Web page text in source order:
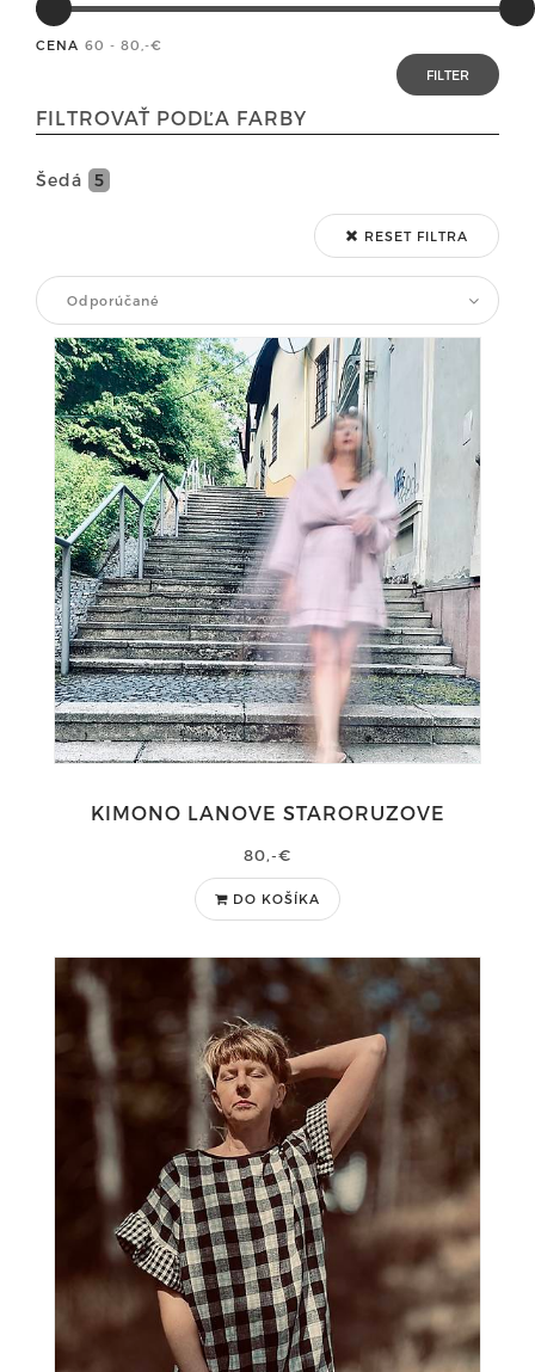
CENA 60 - 80 ,-€
FILTROVAŤ PODĽA FARBY
Šedá 5
RESET FILTRA
Odporúčané
KIMONO LANOVE STARORUZOVE
80,-€
DO KOŠÍKA